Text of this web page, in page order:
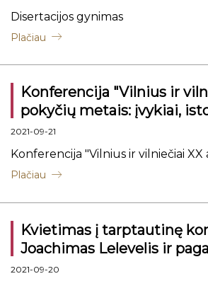
Disertacijos gynimas
Plačiau
Konferencija "Vilnius ir
pokyčių metais: įvykiai,
interpretacijos"
2021-09-21
Konferencija "Vilnius ir vilniečiai XX
įvykiai, istorijos, interpretacijos"
Plačiau
Kvietimas į tarptautinę
Joachimas Lelevelis ir
istorijos mokslų praeitis,
2021-09-20